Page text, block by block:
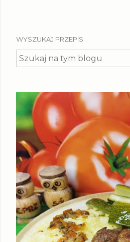
WYSZUKAJ PRZEPIS